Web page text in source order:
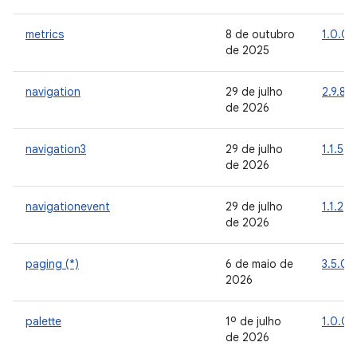
metrics
8 de outubro
de 2025
1.0.0
navigation
29 de julho
de 2026
2.9.8
navigation3
29 de julho
de 2026
1.1.5
navigationevent
29 de julho
de 2026
1.1.2
paging (*)
6 de maio de
2026
3.5.0
palette
1º de julho
de 2026
1.0.0